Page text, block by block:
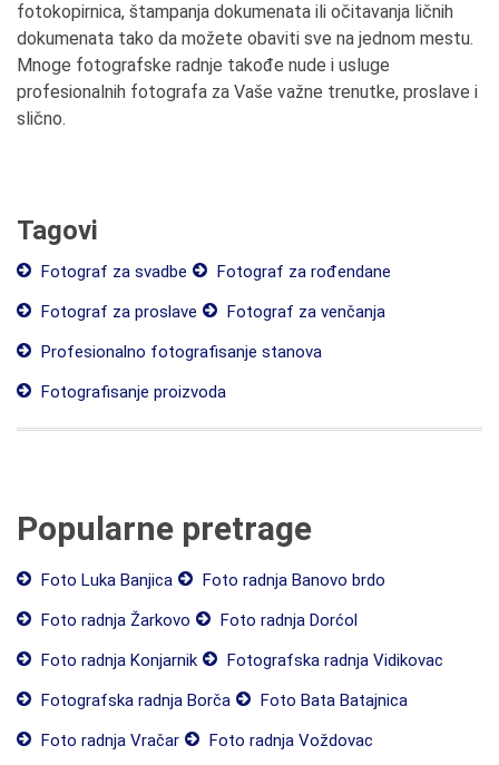
fotokopirnica, štampanja dokumenata ili očitavanja ličnih
dokumenata tako da možete obaviti sve na jednom mestu.
Mnoge fotografske radnje takođe nude i usluge
profesionalnih fotografa za Vaše važne trenutke, proslave i
slično.
Tagovi
Fotograf za svadbe
Fotograf za rođendane
Fotograf za proslave
Fotograf za venčanja
Profesionalno fotografisanje stanova
Fotografisanje proizvoda
Popularne pretrage
Foto Luka Banjica
Foto radnja Banovo brdo
Foto radnja Žarkovo
Foto radnja Dorćol
Foto radnja Konjarnik
Fotografska radnja Vidikovac
Fotografska radnja Borča
Foto Bata Batajnica
Foto radnja Vračar
Foto radnja Voždovac